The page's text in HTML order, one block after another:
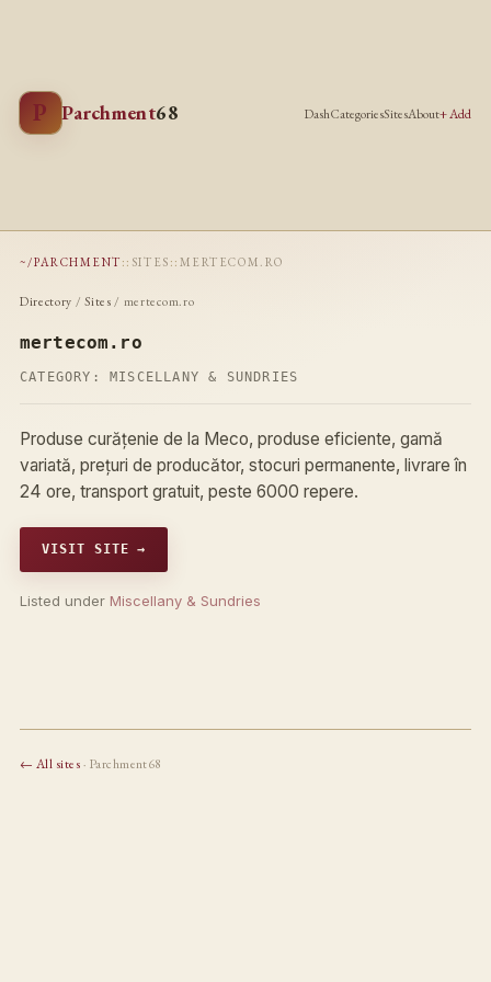
P Parchment68 DashCategoriesSitesAbout+ Add
~/PARCHMENT :: SITES :: MERTECOM.RO
Directory /Sites / mertecom.ro
mertecom.ro
CATEGORY: MISCELLANY & SUNDRIES
Produse curățenie de la Meco, produse eficiente, gamă
variată, prețuri de producător, stocuri permanente, livrare în
24 ore, transport gratuit, peste 6000 repere.
VISIT SITE →
Listed under Miscellany & Sundries
← All sites· Parchment68